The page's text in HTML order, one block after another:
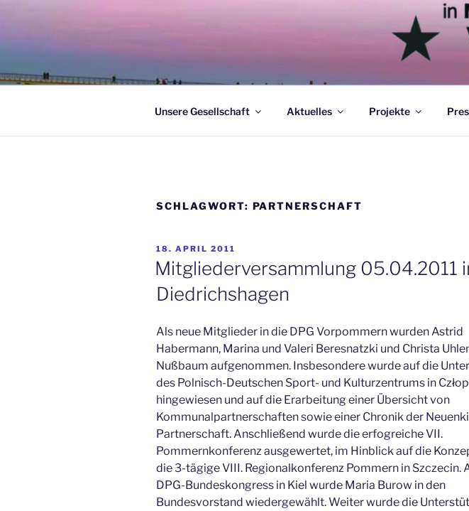
springen
Unsere Gesellschaft Aktuelles Projekte
SCHLAGWORT: PARTNERSCHAFT
VERÖFFENTLICHT
AM
18. APRIL 2011
Mitgliederversammlung 05.04.2011
Diedrichshagen
Als neue Mitglieder in die DPG Vorpommern wurden Astrid
Habermann, Marina und Valeri Beresnatzki und Christa
Nußbaum aufgenommen. Insbesondere wurde auf die
des Polnisch-Deutschen Sport- und Kulturzentrums in
hingewiesen und auf die Erarbeitung einer Übersicht von
Kommunalpartnerschaften sowie einer Chronik der
Partnerschaft. Anschließend wurde die erfogreiche VII.
Pommernkonferenz ausgewertet, im Hinblick auf die
die 3-tägige VIII. Regionalkonferenz Pommern in Szczecin.
DPG-Bundeskongress in Kiel wurde Maria Burow in den
Bundesvorstand wiedergewählt. Weiter wurde die